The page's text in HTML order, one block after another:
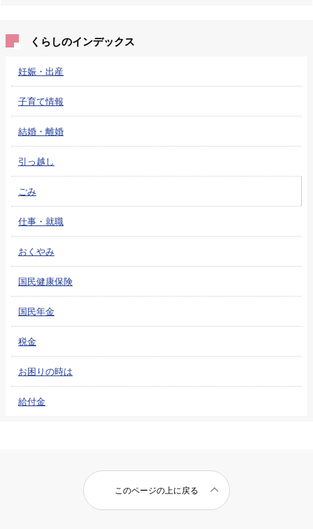
くらしのインデックス
妊娠・出産
子育て情報
結婚・離婚
引っ越し
ごみ
仕事・就職
おくやみ
国民健康保険
国民年金
税金
お困りの時は
給付金
このページの上に戻る